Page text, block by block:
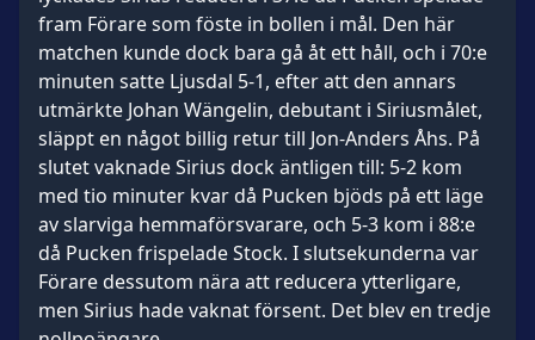
fram Förare som föste in bollen i mål. Den här
matchen kunde dock bara gå åt ett håll, och i 70:e
minuten satte Ljusdal 5-1, efter att den annars
utmärkte Johan Wängelin, debutant i Siriusmålet,
släppt en något billig retur till Jon-Anders Åhs. På
slutet vaknade Sirius dock äntligen till: 5-2 kom
med tio minuter kvar då Pucken bjöds på ett läge
av slarviga hemmaförsvarare, och 5-3 kom i 88:e
då Pucken frispelade Stock. I slutsekunderna var
Förare dessutom nära att reducera ytterligare,
men Sirius hade vaknat försent. Det blev en tredje